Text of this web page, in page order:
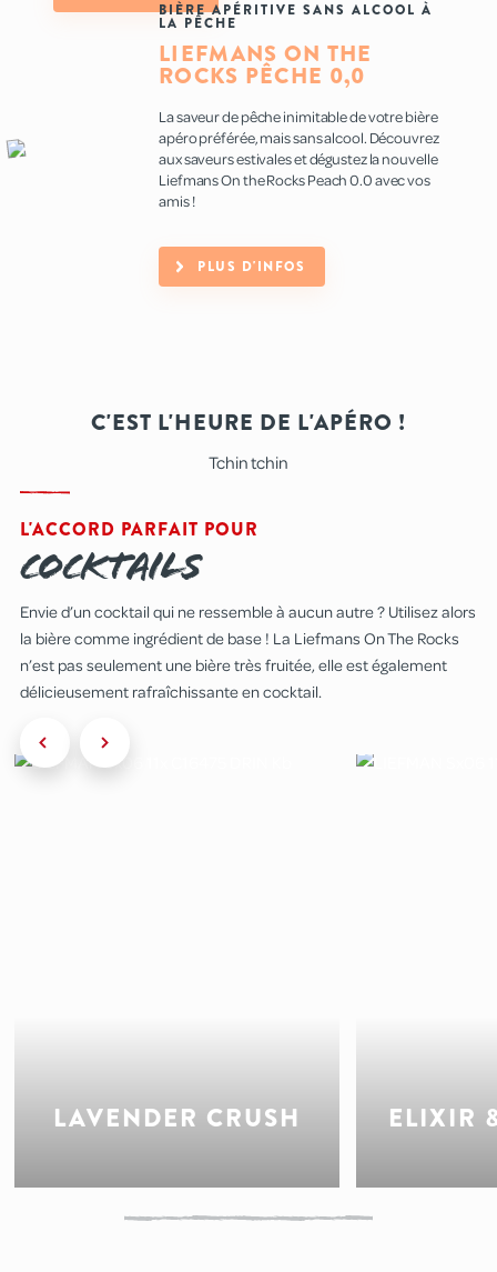
BIÈRE APÉRITIVE SANS ALCOOL À
LA PÊCHE
LIEFMANS ON THE
ROCKS PÊCHE 0,0
La saveur de pêche inimitable de votre bière
apéro préférée, mais sans alcool. Découvrez
aux saveurs estivales et dégustez la nouvelle
Liefmans On the Rocks Peach 0.0 avec vos
amis !
PLUS D'INFOS
C'EST L'HEURE DE L'APÉRO !
Tchin tchin
L'ACCORD PARFAIT POUR
Cocktails
Envie d’un cocktail qui ne ressemble à aucun autre ? Utilisez alors
la bière comme ingrédient de base ! La Liefmans On The Rocks
n’est pas seulement une bière très fruitée, elle est également
délicieusement rafraîchissante en cocktail.
LAVENDER CRUSH ELIXIR